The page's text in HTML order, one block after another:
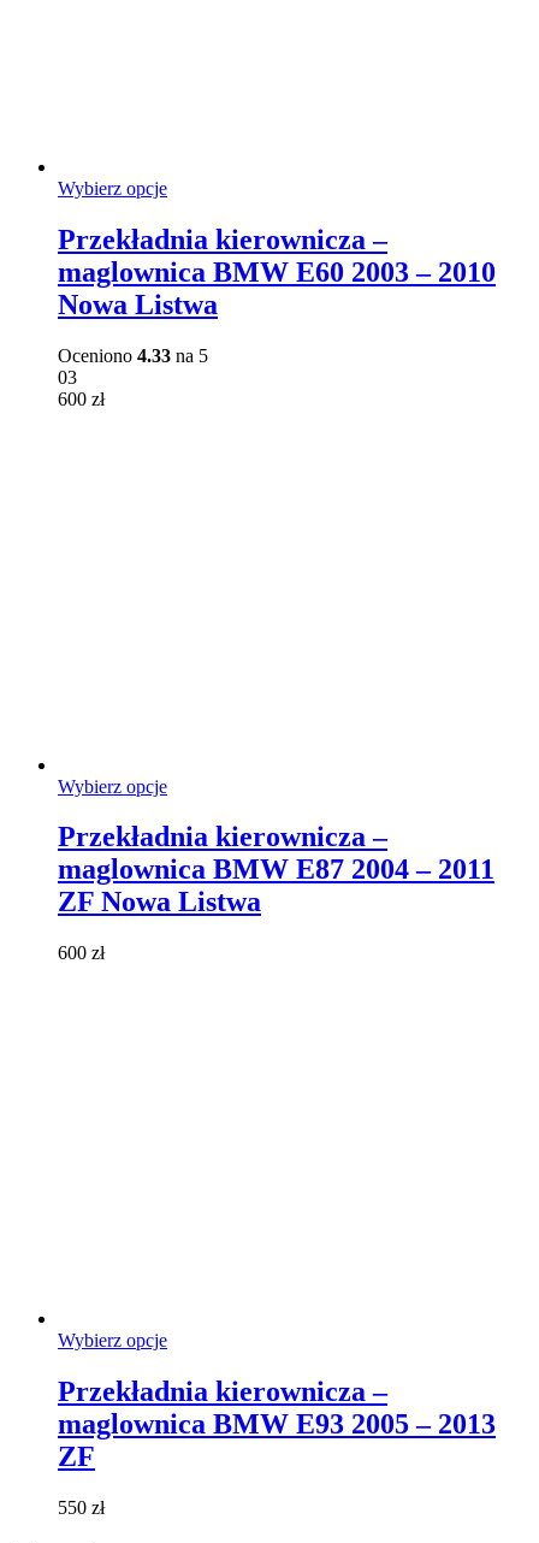
Wybierz opcjeTen
ma
wiele
wariantów.
Opcje
można
na
Przekładnia kierownicza –
maglownica BMW E60 2003 – 2010
Nowa Listwa
Oceniono 4.33 na 5
03
600 zł
Wybierz opcjeTen
ma
wiele
wariantów.
Opcje
można
Przekładnia kierownicza –
maglownica BMW E87 2004 – 2011
ZF Nowa Listwa
600 zł
Wybierz opcjeTen
ma
wiele
wariantów.
Przekładnia kierownicza –
maglownica BMW E93 2005 – 2013
ZF
550 zł